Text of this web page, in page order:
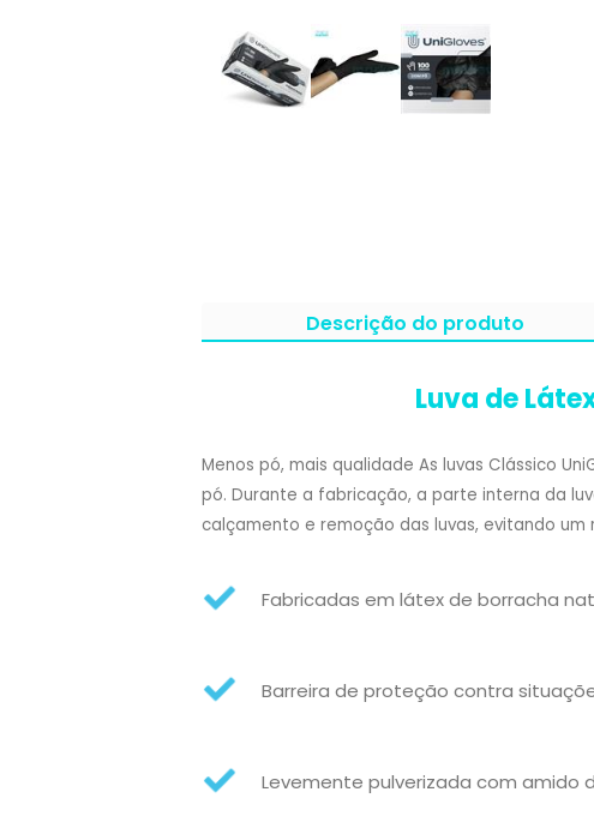
Descrição do produto
Luva de
Menos pó, mais qualidade As luvas Clássico
pó. Durante a fabricação, a parte interna da
calçamento e remoção das luvas, evitando
Fabricadas em látex de borracha
Barreira de proteção contra
Levemente pulverizada com amido